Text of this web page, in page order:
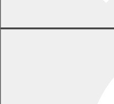
市町村に納めるべき税等に滞